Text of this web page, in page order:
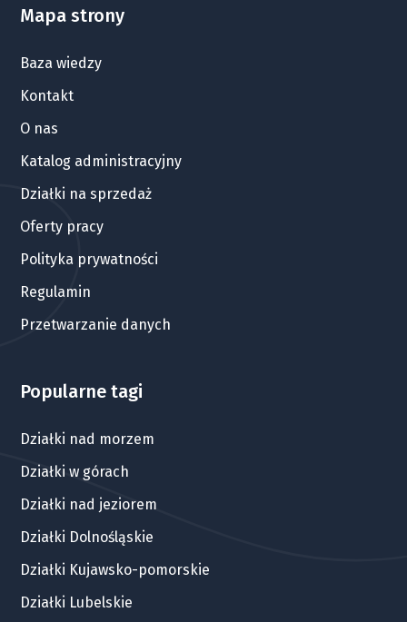
Mapa strony
Baza wiedzy
Kontakt
O nas
Katalog administracyjny
Działki na sprzedaż
Oferty pracy
Polityka prywatności
Regulamin
Przetwarzanie danych
Popularne tagi
Działki nad morzem
Działki w górach
Działki nad jeziorem
Działki Dolnośląskie
Działki Kujawsko-pomorskie
Działki Lubelskie